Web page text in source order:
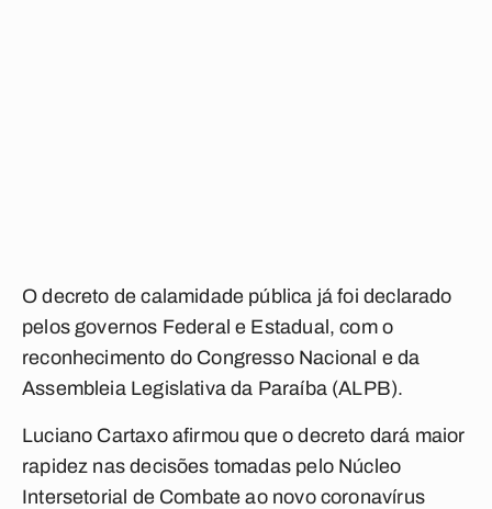
O decreto de calamidade pública já foi declarado
pelos governos Federal e Estadual, com o
reconhecimento do Congresso Nacional e da
Assembleia Legislativa da Paraíba (ALPB).
Luciano Cartaxo afirmou que o decreto dará maior
rapidez nas decisões tomadas pelo Núcleo
Intersetorial de Combate ao novo coronavírus